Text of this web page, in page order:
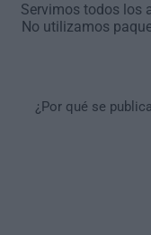
Servimos todos los
No utilizamos
¿Por qué se